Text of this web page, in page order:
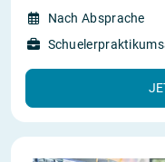
Nach Absprache